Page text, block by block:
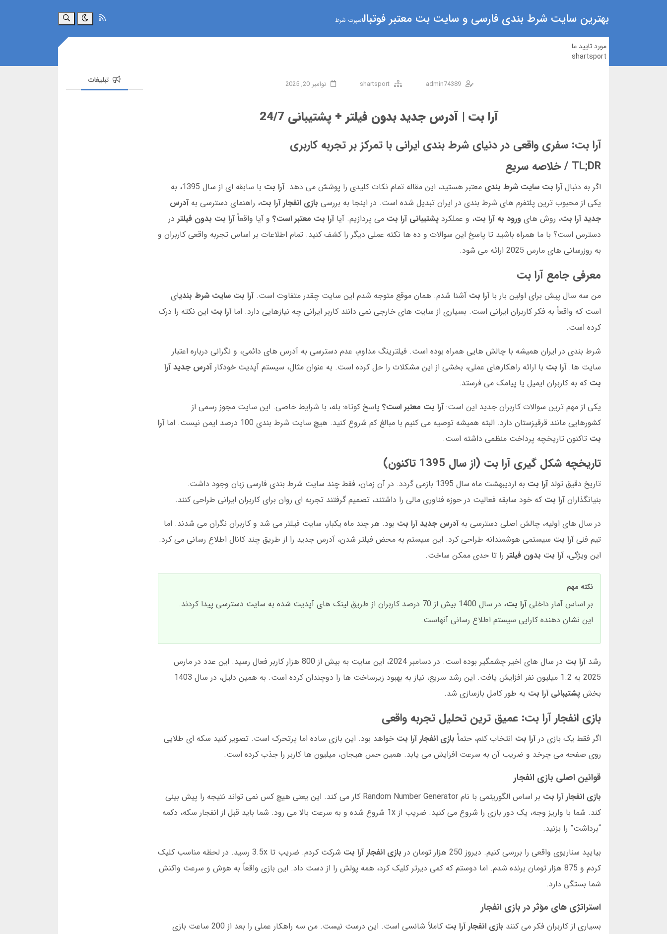
بهترین سایت شرط بندی فارسی و سایت بت معتبر فوتبالاسپرت شرط جستجو
مورد تایید ما
shartsport
admin74389
shartsport نوامبر 20, 2025
آرا بت | آدرس جدید بدون فیلتر + پشتیبانی 24/7
آرا بت: سفری واقعی در دنیای شرط بندی ایرانی با تمرکز بر تجربه کاربری
TL;DR / خلاصه سریع
اگر به دنبال آرا بت سایت شرط بندی معتبر هستید، این مقاله تمام نکات کلیدی را پوشش می دهد. آرا بت
با سابقه ای از سال 1395، به
یکی از محبوب ترین پلتفرم های شرط بندی در ایران تبدیل شده است. در اینجا به بررسی بازی انفجار آرا بت، راهنمای دسترسی به آدرس
جدید آرا بت، روش های ورود به آرا بت، و عملکرد پشتیبانی آرا بت می پردازیم. آیا آرا بت معتبر است؟ و آیا واقعاً آرا بت بدون فیلتر در
دسترس است؟ با ما همراه باشید تا پاسخ این سوالات و ده ها نکته عملی دیگر را کشف کنید. تمام اطلاعات بر اساس تجربه واقعی کاربران و
به روزرسانی های مارس 2025 ارائه می شود.
معرفی جامع آرا بت
من سه سال پیش برای اولین بار با آرا بت آشنا شدم. همان موقع متوجه شدم این سایت چقدر متفاوت است. آرا بت سایت شرط بندیای
است که واقعاً به فکر کاربران ایرانی است. بسیاری از سایت های خارجی نمی دانند کاربر ایرانی چه نیازهایی دارد. اما آرا بت این نکته را درک
کرده است.
شرط بندی در ایران همیشه با چالش هایی همراه بوده است. فیلترینگ مداوم، عدم دسترسی به آدرس های دائمی، و نگرانی درباره اعتبار
سایت ها. آرا بت با ارائه راهکارهای عملی، بخشی از این مشکلات را حل کرده است. به عنوان مثال، سیستم آپدیت خودکار آدرس جدید آرا
بت که به کاربران ایمیل یا پیامک می فرستد.
یکی از مهم ترین سوالات کاربران جدید این است: آرا بت معتبر است؟ پاسخ کوتاه: بله، با شرایط خاصی. این سایت مجوز رسمی از
کشورهایی مانند قرقیزستان دارد. البته همیشه توصیه می کنیم با مبالغ کم شروع کنید. هیچ سایت شرط بندی 100 درصد ایمن نیست. اما
آرا
بت تاکنون تاریخچه پرداخت منظمی داشته است.
تاریخچه شکل گیری آرا بت (از سال 1395 تاکنون)
تاریخ دقیق تولد آرا بت
به اردیبهشت ماه سال 1395 بازمی گردد. در آن زمان، فقط چند سایت شرط بندی فارسی زبان وجود داشت.
بنیانگذاران آرا بت که خود سابقه فعالیت در حوزه فناوری مالی را داشتند، تصمیم گرفتند تجربه ای روان برای کاربران ایرانی طراحی کنند.
در سال های اولیه، چالش اصلی دسترسی به آدرس جدید آرا بت بود. هر چند ماه یکبار، سایت فیلتر می شد و کاربران نگران می شدند. اما
تیم فنی آرا بت سیستمی هوشمندانه طراحی کرد. این سیستم به محض فیلتر شدن، آدرس جدید را از طریق چند کانال اطلاع رسانی می کرد.
این ویژگی، آرا بت بدون فیلتر را تا حدی ممکن ساخت.
نکته مهم
بر اساس آمار داخلی آرا بت
، در سال 1400 بیش از 70 درصد کاربران از طریق لینک های آپدیت شده به سایت دسترسی پیدا کردند.
این نشان دهنده کارایی سیستم اطلاع رسانی آنهاست.
رشد آرا بت
در سال های اخیر چشمگیر بوده است. در دسامبر 2024، این سایت به بیش از 800 هزار کاربر فعال رسید. این عدد در مارس
2025 به 1.2 میلیون نفر افزایش یافت. این رشد سریع، نیاز به بهبود زیرساخت ها را دوچندان کرده است. به همین دلیل، در سال 1403
بخش پشتیبانی آرا بت به طور کامل بازسازی شد.
بازی انفجار آرا بت: عمیق ترین تحلیل تجربه واقعی
اگر فقط یک بازی در آرا بت انتخاب کنم، حتماً بازی انفجار آرا بت خواهد بود. این بازی ساده اما پرتحرک است. تصویر کنید سکه ای طلایی
روی صفحه می چرخد و ضریب آن به سرعت افزایش می یابد. همین حس هیجان، میلیون ها کاربر را جذب کرده است.
قوانین اصلی بازی انفجار
بازی انفجار آرا بت
بر اساس الگوریتمی با نام Random Number Generator کار می کند. این یعنی هیچ کس نمی تواند نتیجه را پیش بینی
کند. شما با واریز وجه، یک دور بازی را شروع می کنید. ضریب از 1x شروع شده و به سرعت بالا می رود. شما باید قبل از انفجار سکه، دکمه
“برداشت” را بزنید.
بیایید سناریوی واقعی را بررسی کنیم. دیروز 250 هزار تومان در
بازی انفجار آرا بت
شرکت کردم. ضریب تا 3.5x رسید. در لحظه مناسب کلیک
کردم و 875 هزار تومان برنده شدم. اما دوستم که کمی دیرتر کلیک کرد، همه پولش را از دست داد. این بازی واقعاً به هوش و سرعت واکنش
شما بستگی دارد.
استراتژی های مؤثر در بازی انفجار
بسیاری از کاربران فکر می کنند بازی انفجار آرا بت
کاملاً شانسی است. این درست نیست. من سه راهکار عملی را بعد از 200 ساعت بازی
تبلیغات